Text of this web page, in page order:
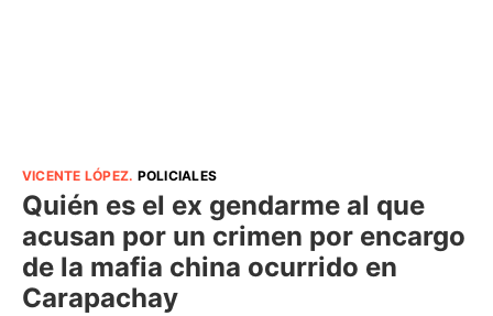
VICENTE LÓPEZ. POLICIALES
Quién es el ex gendarme al que
acusan por un crimen por encargo
de la mafia china ocurrido en
Carapachay